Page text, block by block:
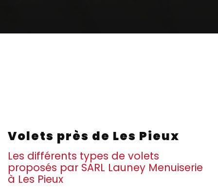
Volets près de Les Pieux
Les différents types de volets
proposés par SARL Launey Menuiserie
à Les Pieux